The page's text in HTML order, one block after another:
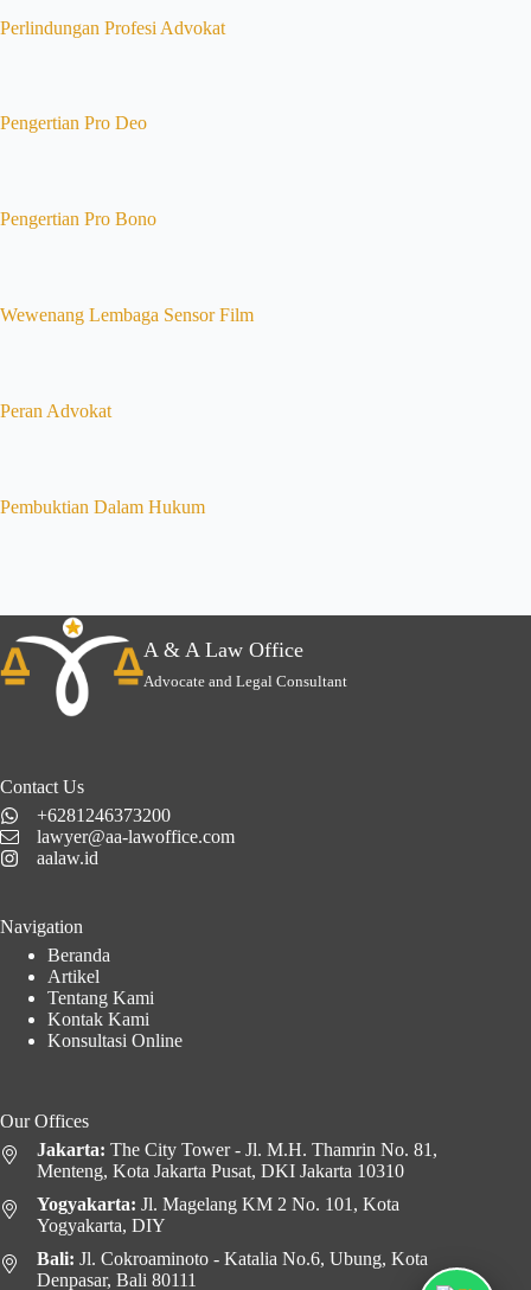
Perlindungan Profesi Advokat
Pengertian Pro Deo
Pengertian Pro Bono
Wewenang Lembaga Sensor Film
Peran Advokat
Pembuktian Dalam Hukum
A & A Law Office
Advocate and Legal Consultant
Contact Us
+6281246373200
lawyer@aa-lawoffice.com
aalaw.id
Navigation
Beranda
Artikel
Tentang Kami
Kontak Kami
Konsultasi Online
Our Offices
Jakarta: The City Tower - Jl. M.H. Thamrin No. 81,
Menteng, Kota Jakarta Pusat, DKI Jakarta 10310
Yogyakarta: Jl. Magelang KM 2 No. 101, Kota
Yogyakarta, DIY
Bali: Jl. Cokroaminoto - Katalia No.6, Ubung, Kota
Denpasar, Bali 80111